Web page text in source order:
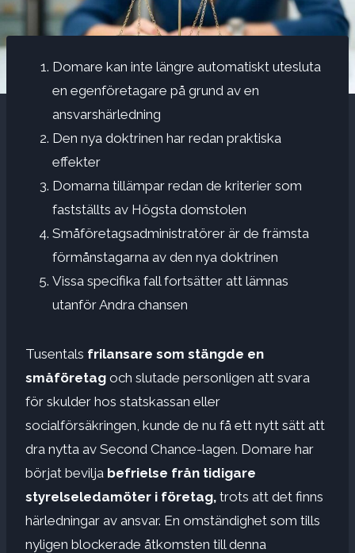
Domare kan inte längre automatiskt utesluta
en egenföretagare på grund av en
ansvarshärledning
Den nya doktrinen har redan praktiska
effekter
Domarna tillämpar redan de kriterier som
fastställts av Högsta domstolen
Småföretagsadministratörer är de främsta
förmånstagarna av den nya doktrinen
Vissa specifika fall fortsätter att lämnas
utanför Andra chansen
Tusentals frilansare som stängde en
småföretag och slutade personligen att svara
för skulder hos statskassan eller
socialförsäkringen, kunde de nu få ett nytt sätt att
dra nytta av Second Chance-lagen. Domare har
börjat bevilja befrielse från tidigare
styrelseledamöter i företag, trots att det finns
härledningar av ansvar. En omständighet som tills
nyligen blockerade åtkomsten till denna